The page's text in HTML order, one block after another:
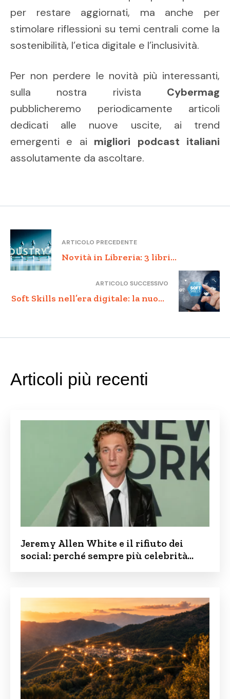
per restare aggiornati, ma anche per
stimolare riflessioni su temi centrali come la
sostenibilità, l’etica digitale e l’inclusività.
Per non perdere le novità più interessanti,
sulla nostra rivista Cybermag
pubblicheremo periodicamente articoli
dedicati alle nuove uscite, ai trend
emergenti e ai migliori podcast italiani
assolutamente da ascoltare.
ARTICOLO PRECEDENTE
Novità in Libreria: 3 libri
sull’Innovazione da non perdere
ARTICOLO SUCCESSIVO
Soft Skills nell’era digitale: la nuova
Articoli più recenti
Jeremy Allen White e il rifiuto dei
social: perché sempre più celebrità